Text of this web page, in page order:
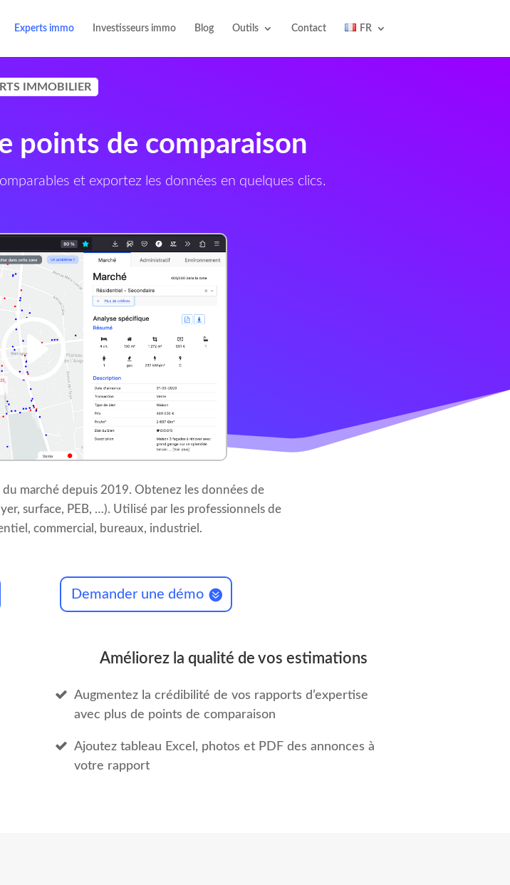
Experts immo Investisseurs immo Blog Outils Contact FR
IMMOBILIER
points de comparaison
et exportez les données en quelques clics.
marché depuis 2019. Obtenez les données de
surface, PEB, …). Utilisé par les professionnels de
commercial, bureaux, industriel.
Demander une démo
Améliorez la qualité de vos estimations
Augmentez la crédibilité de vos rapports d’expertise
avec plus de points de comparaison
Ajoutez tableau Excel, photos et PDF des annonces à
votre rapport